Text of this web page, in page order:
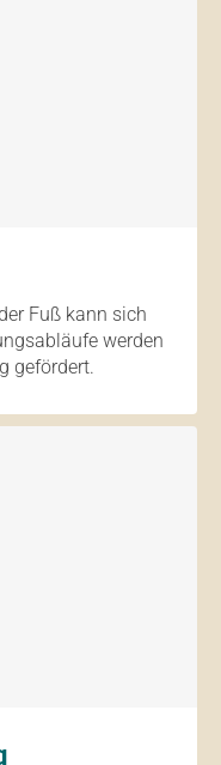
Fuß kann sich
werden
gefördert.